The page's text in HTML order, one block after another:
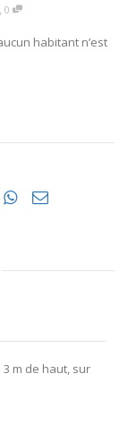
, 0
habitant n’est
m de haut, sur